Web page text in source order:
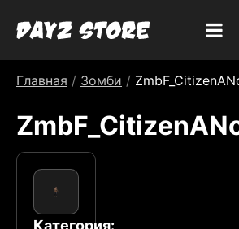
Главная / Зомби /
Категория: